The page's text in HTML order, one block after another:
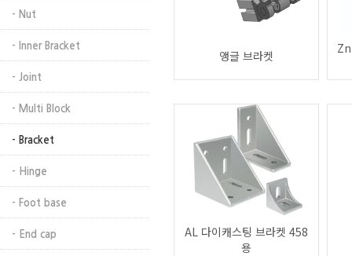
- Nut
- Inner Bracket
- Joint
- Multi Block
- Bracket
- Hinge
- Foot base
- End cap
앵글 브라켓
AL 다이캐스팅 브라켓 458
용